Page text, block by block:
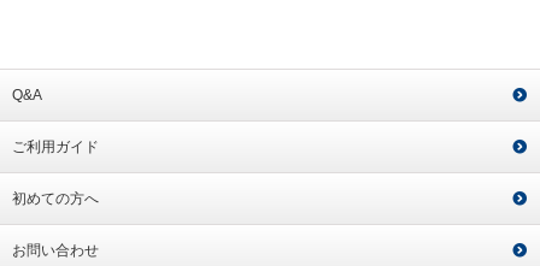
Q&A
ご利用ガイド
初めての方へ
お問い合わせ